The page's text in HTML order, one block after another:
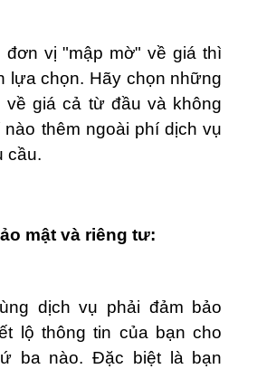
vị "mập mờ" về giá thì
lựa chọn. Hãy chọn những
về giá cả từ đầu và không
thêm ngoài phí dịch vụ
cầu.
mật và riêng tư:
dịch vụ phải đảm bảo
lộ thông tin của bạn cho
ba nào. Đặc biệt là bạn